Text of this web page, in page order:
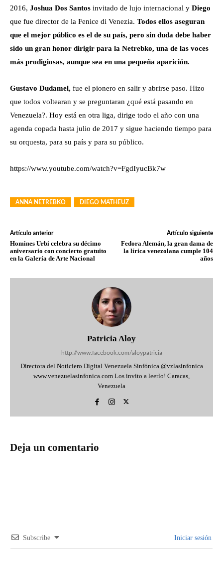
2016, Joshua Dos Santos invitado de lujo internacional y Diego
que fue director de la Fenice di Venezia. Todos ellos aseguran
que el mejor público es el de su país, pero sin duda debe haber
sido un gran honor dirigir para la Netrebko, una de las voces
más prodigiosas, aunque sea en una pequeña aparición.
Gustavo Dudamel, fue el pionero en salir y abrirse paso. Hizo
que todos voltearan y se preguntaran ¿qué está pasando en
Venezuela?. Hoy está en otra liga, dirige todo el año con una
agenda copada hasta julio de 2017 y sigue haciendo tiempo para
su orquesta, para su país y para su público.
https://www.youtube.com/watch?v=FgdIyucBk7w
ANNA NETREBKO DIEGO MATHEUZ
Artículo anterior
Homines Urbi celebra su décimo
aniversario con concierto gratuito
en la Galería de Arte Nacional
Artículo siguiente
Fedora Alemán, la gran dama de
la lírica venezolana cumple 104
años
Patricia Aloy
http://www.facebook.com/aloypatricia
Directora del Noticiero Digital Venezuela Sinfónica @vzlasinfonica
www.venezuelasinfonica.com Los invito a leerlo! Caracas,
Venezuela
Deja un comentario
Subscribe Iniciar sesión